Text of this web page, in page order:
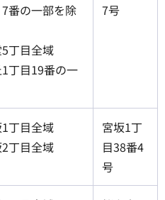
番の一部を除
丁目全域
丁目19番の一
7号
丁目全域
丁目全域
宮坂1丁
目38番4
号